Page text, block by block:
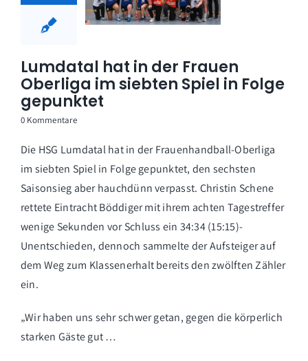
Lumdatal hat in der Frauen
Oberliga im siebten Spiel in Folge
gepunktet
0 Kommentare
Die HSG Lumdatal hat in der Frauenhandball-Oberliga
im siebten Spiel in Folge gepunktet, den sechsten
Saisonsieg aber hauchdünn verpasst. Christin Schene
rettete Eintracht Böddiger mit ihrem achten Tagestreffer
wenige Sekunden vor Schluss ein 34:34 (15:15)-
Unentschieden, dennoch sammelte der Aufsteiger auf
dem Weg zum Klassenerhalt bereits den zwölften Zähler
ein.
„Wir haben uns sehr schwer getan, gegen die körperlich
starken Gäste gut …